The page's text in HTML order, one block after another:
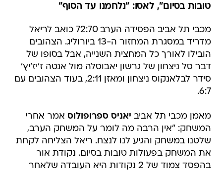
טובות בסיום", לאסו: "נלחמנו עד הסוף"
מכבי תל אביב הפסידה הערב 72:70 כואב לריאל
מדריד במסגרת המחזור ה-13 ביורוליג. הצהובים
הובילו לאורך כל המחצית השנייה, אבל בסופו של
דבר סל ניצחון של גרשון יאבוסלה מול אנטה ז'יז'יץ'
סידר לבלאנקוס ניצחון ומאזן 2:11, בעוד הצהובים עם
6:7.
מאמן מכבי תל אביב יאניס ספרופולוס אמר אחרי
המשחק: "אין הרבה מה לומר על המשחק הערב,
שלטנו במשחק והגיע לנו לנצח. ריאל הצליחה לקחת
את המשחק בפעולות טובות בסיום. נקודת אור
בהפסד צמוד של 2 נקודות היא העובדה שלאחר